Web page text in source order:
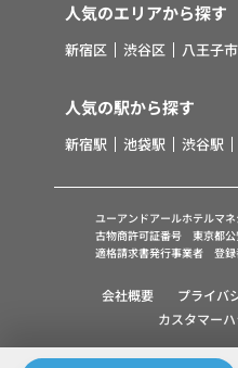
を遂行することに対して
あって、お客様の同意を
令で認められる場合 （2
に掲げる第三者に提供す
不動産について管理の必
業者 ②損保会社、信販会
を行う企業 ③利用希望
用情報機関（必要時の
納した場合の滞納取立
仲介、不動産管理等の
人気のエリアから探す
新宿区 渋谷区 八王子市
人気の駅から探す
新宿駅 池袋駅 渋谷駅
ユーアンドアールホテルマ
古物商許可証番号 東京都
適格請求書発行事業者 登
会社概要 プライバ
カスタマー